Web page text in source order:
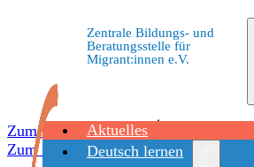
Zum Inhalt springen
Zum Inhalt springen
Zentrale Bildungs- und
Beratungsstelle für
Migrant:innen e.V.
Aktuelles
Deutsch lernen